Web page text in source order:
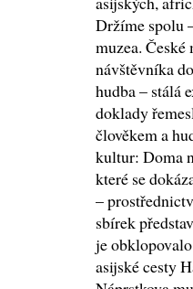
Držíme spolu
muzea.
návštěvníka
hudba – stálá
doklady
člověkem a
kultur: Doma
které se
–
sbírek
je
asijské cesty